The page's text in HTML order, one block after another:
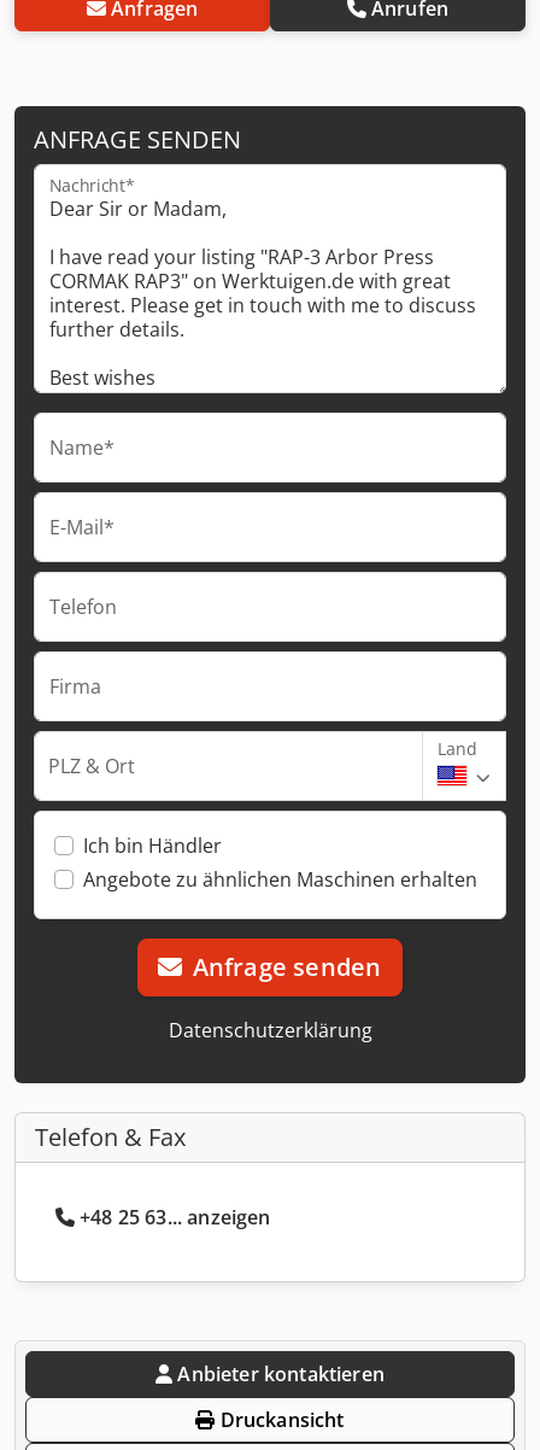
Anfragen Anrufen
ANFRAGE SENDEN
Nachricht*
Name*
E-Mail*
Telefon
Firma
PLZ & Ort
Land
Ich bin Händler
Angebote zu ähnlichen Maschinen erhalten
Anfrage senden
Datenschutzerklärung
Telefon & Fax
+48 25 63... anzeigen
Anbieter kontaktieren
Druckansicht